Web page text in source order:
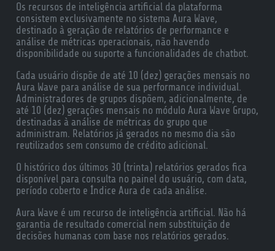
Os recursos de inteligência artificial da plataforma
consistem exclusivamente no sistema Aura Wave,
destinado à geração de relatórios de performance e
análise de métricas operacionais, não havendo
disponibilidade ou suporte a funcionalidades de chatbot.
Cada usuário dispõe de até 10 (dez) gerações mensais no
Aura Wave para análise de sua performance individual.
Administradores de grupos dispõem, adicionalmente, de
até 10 (dez) gerações mensais no módulo Aura Wave Grupo,
destinadas à análise de métricas do grupo que
administram. Relatórios já gerados no mesmo dia são
reutilizados sem consumo de crédito adicional.
O histórico dos últimos 30 (trinta) relatórios gerados fica
disponível para consulta no painel do usuário, com data,
período coberto e Índice Aura de cada análise.
Aura Wave é um recurso de inteligência artificial. Não há
garantia de resultado comercial nem substituição de
decisões humanas com base nos relatórios gerados.